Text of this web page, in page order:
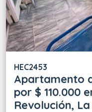
HEC2453
Apartamento
por $ 110.000
Revolución,